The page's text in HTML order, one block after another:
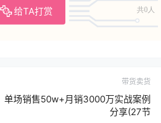
给TA打赏 共0人
带货卖货
单场销售50w+月销3000万实战案例
分享(27节